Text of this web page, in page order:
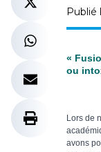
Publié
«
ou
Lors de
avons